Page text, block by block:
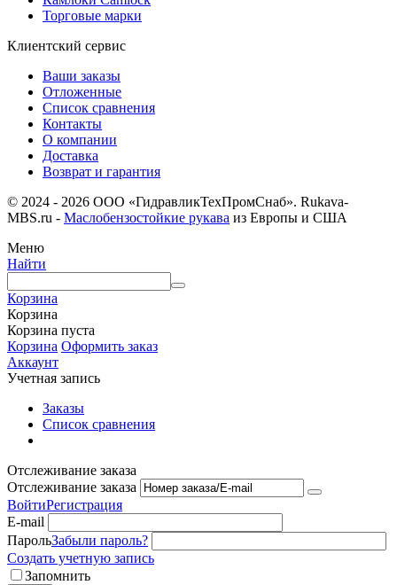
Торговые марки
Клиентский сервис
Ваши заказы
Отложенные
Список сравнения
Контакты
О компании
Доставка
Возврат и гарантия
© 2024 - 2026 ООО «ГидравликТехПромСнаб». Rukava-
MBS.ru - Маслобензостойкие рукава из Европы и США
Меню
Найти
Корзина
Корзина
Корзина пуста
Корзина Оформить заказ
Аккаунт
Учетная запись
Заказы
Список сравнения
Отслеживание заказа
Отслеживание заказа
ВойтиРегистрация
E-mail
ПарольЗабыли пароль?
Создать учетную запись
Запомнить